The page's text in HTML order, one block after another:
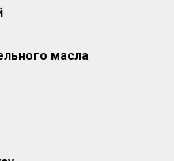
масла